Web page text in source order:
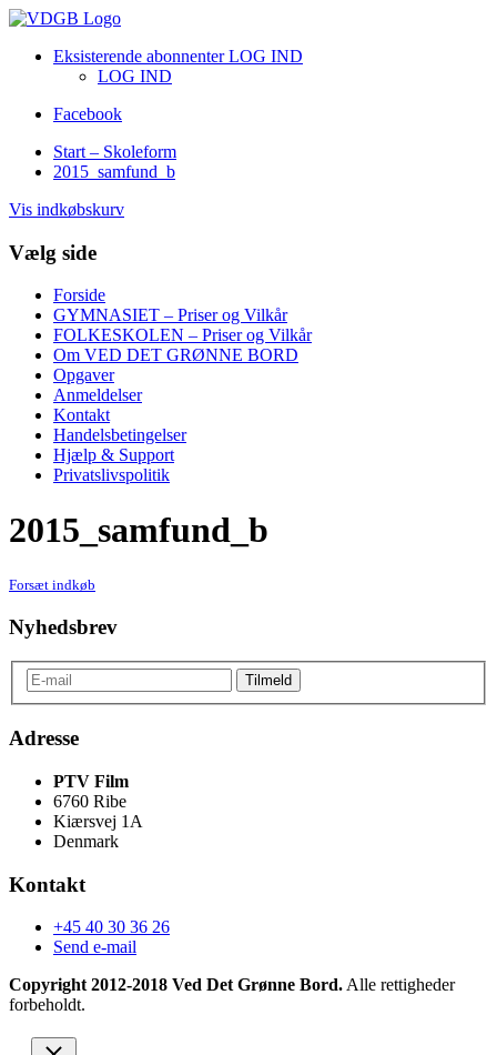
Eksisterende abonnenter LOG IND
LOG IND
Facebook
Start – Skoleform
2015_samfund_b
Vis indkøbskurv
Vælg side
Forside
GYMNASIET – Priser og Vilkår
FOLKESKOLEN – Priser og Vilkår
Om VED DET GRØNNE BORD
Opgaver
Anmeldelser
Kontakt
Handelsbetingelser
Hjælp & Support
Privatslivspolitik
2015_samfund_b
Forsæt indkøb
Nyhedsbrev
Adresse
PTV Film
6760 Ribe
Kiærsvej 1A
Denmark
Kontakt
+45 40 30 36 26
Send e-mail
Copyright 2012-2018 Ved Det Grønne Bord. Alle rettigheder
forbeholdt.